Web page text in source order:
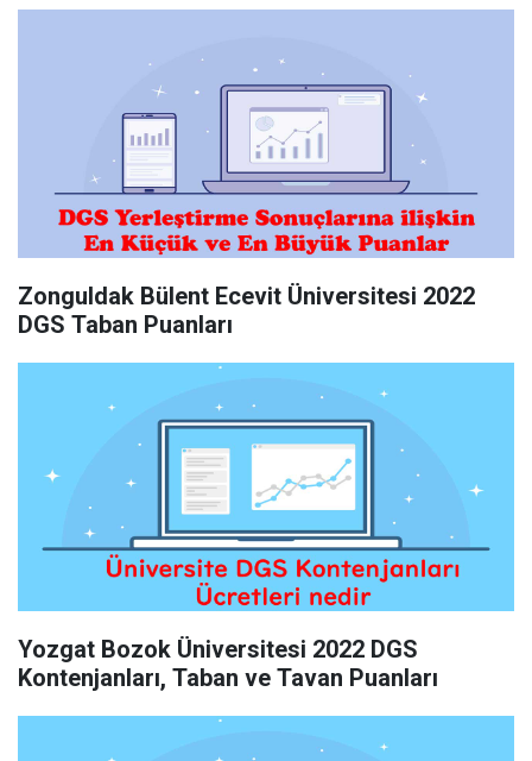
Zonguldak Bülent Ecevit Üniversitesi 2022
DGS Taban Puanları
Yozgat Bozok Üniversitesi 2022 DGS
Kontenjanları, Taban ve Tavan Puanları